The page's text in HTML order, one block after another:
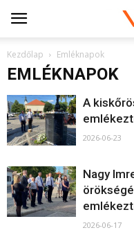
Kezdőlap Emléknapok
EMLÉKNAPOK
A
2026-06-23
Nagy
2026-06-17